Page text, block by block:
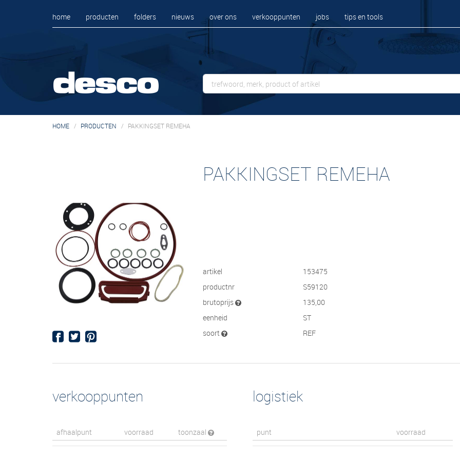
home producten folders nieuws over ons verkooppunten jobs tips en tools
HOME PRODUCTEN PAKKINGSET REMEHA
PAKKINGSET REMEHA
artikel
153475
productnr
S59120
brutoprijs
135,00
eenheid
ST
soort
REF
verkooppunten
afhaalpunt voorraad toonzaal
logistiek
punt voorraad